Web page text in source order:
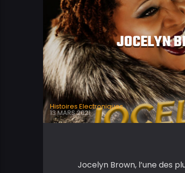
JOCELYN
Histoires Electroniques
13 MARS 2021
Jocelyn Brown, l’une des